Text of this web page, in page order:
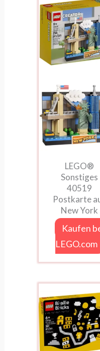
LEGO®
Sonstiges
40519
Postkarte
New York
Kaufen
LEGO.com